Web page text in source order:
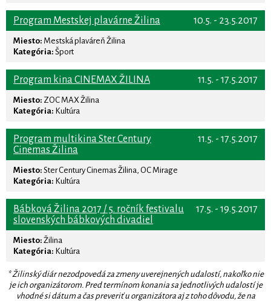
10.5. - 23.5.2017
Program Mestskej plavárne Žilina
Miesto: Mestská plaváreň Žilina
Kategória: Šport
11.5. - 17.5.2017
Program kina CINEMAX ŽILINA
Miesto: ZOC MAX Žilina
Kategória: Kultúra
11.5. - 17.5.2017
Program multikina Ster Century
Cinemas Žilina
Miesto: Ster Century Cinemas Žilina, OC Mirage
Kategória: Kultúra
17.5. - 19.5.2017
Bábková Žilina 2017 / 5. ročník festivalu
slovenských bábkových divadiel
Miesto: Žilina
Kategória: Kultúra
* Žilinský diár nezodpovedá za zmeny uverejnených udalostí, nakoľko nie
je ich organizátorom. Pred termínom konania sa jednotlivých udalostí je
vhodné si dátum a čas preveriť u organizátora aj z toho dôvodu, že na